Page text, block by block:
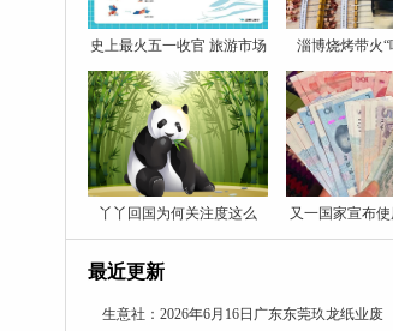
史上最火五一收官 旅游市场 淄博烧烤带火“
丫丫回国为何关注度这么
高？
又一国家宣布
算
最近更新
生意社：2026年6月16日广东东莞玖龙纸业废